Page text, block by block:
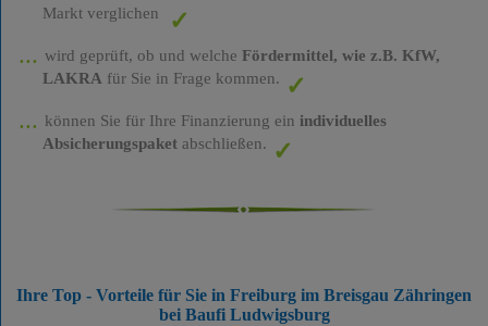
Markt verglichen
wird geprüft, ob und welche Fördermittel, wie z.B. KfW,
LAKRA für Sie in Frage kommen.
können Sie für Ihre Finanzierung ein individuelles
Absicherungspaketabschließen.
Ihre Top - Vorteile für Sie in Freiburg im Breisgau Zähringen
bei Baufi Ludwigsburg